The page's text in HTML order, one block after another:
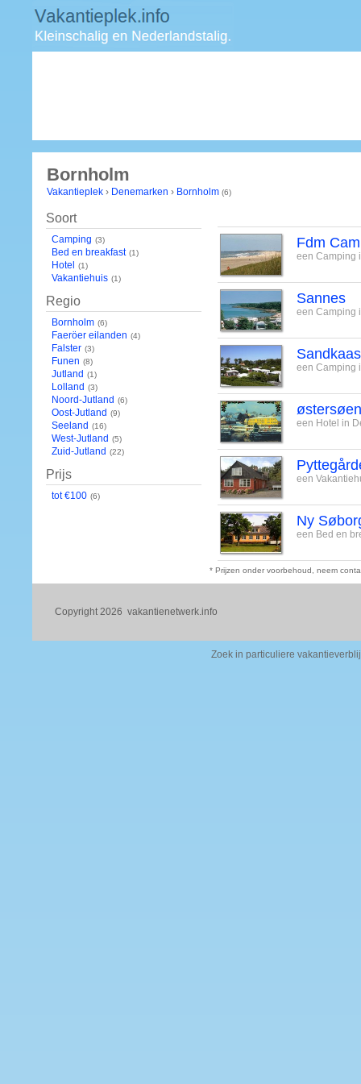
Bornholm
Vakantieplek › Denemarken › Bornholm (6)
Soort
Camping (3)
Bed en breakfast (1)
Hotel (1)
Vakantiehuis (1)
Regio
Bornholm (6)
Faeröer eilanden (4)
Falster (3)
Funen (8)
Jutland (1)
Lolland (3)
Noord-Jutland (6)
Oost-Jutland (9)
Seeland (16)
West-Jutland (5)
Zuid-Jutland (22)
Prijs
tot €100 (6)
Fdm
een Camping
Sannes
een Camping
een Camping
østersøen
een Hotel in
een
Ny
een Bed en
* Prijzen onder voorbehoud, neem
Copyright 2026 vakantienetwerk.info
Zoek in particuliere